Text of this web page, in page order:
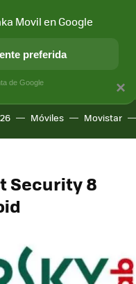
APLICACIONES
Móviles Movistar
Security 8
×
Movil en Google
preferida
de Google